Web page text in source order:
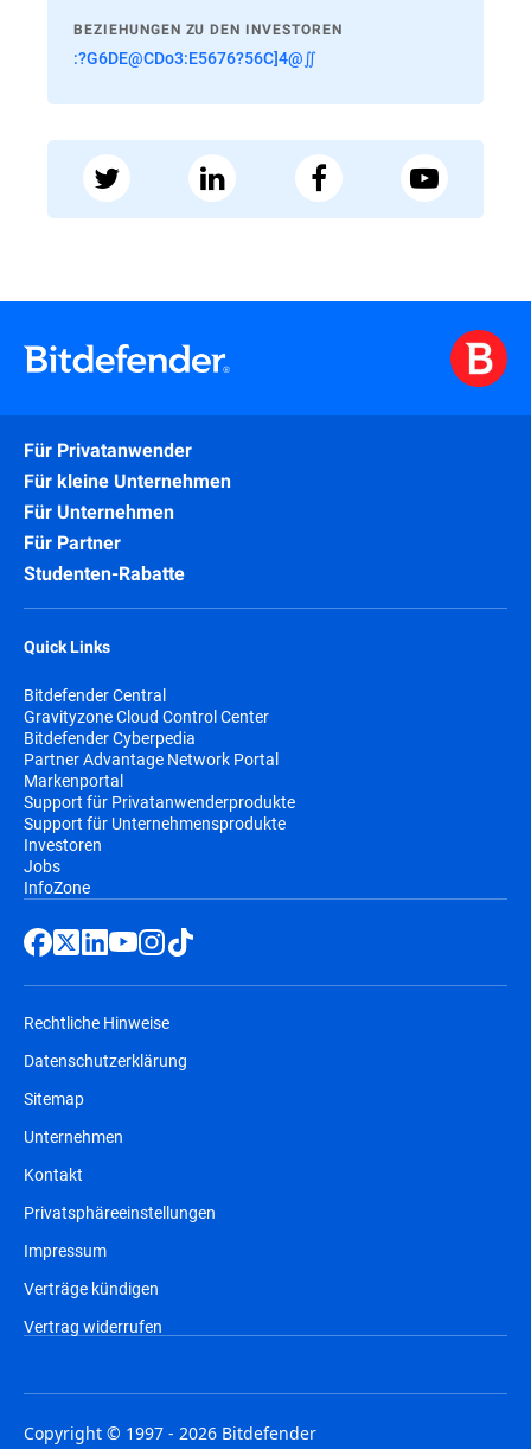
BEZIEHUNGEN ZU DEN INVESTOREN
:?G6DE@CDo3:E5676?56C]4@∬
Für Privatanwender
Für kleine Unternehmen
Für Unternehmen
Für Partner
Studenten-Rabatte
Quick Links
Bitdefender Central
Gravityzone Cloud Control Center
Bitdefender Cyberpedia
Partner Advantage Network Portal
Markenportal
Support für Privatanwenderprodukte
Support für Unternehmensprodukte
Investoren
Jobs
InfoZone
Rechtliche Hinweise
Datenschutzerklärung
Sitemap
Unternehmen
Kontakt
Privatsphäreeinstellungen
Impressum
Verträge kündigen
Vertrag widerrufen
Copyright © 1997 - 2026 Bitdefender